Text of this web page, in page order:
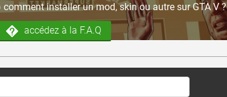
installer un mod, skin ou autre sur GTA V ?
accédez à la F.A.Q